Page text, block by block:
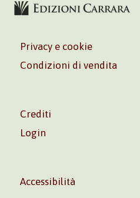
Privacy e cookie
Condizioni di vendita
Crediti
Login
Accessibilità